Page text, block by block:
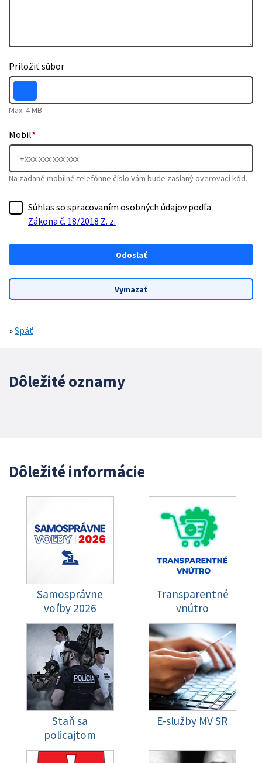
Priložiť súbor
Max. 4 MB
Mobil*
Na zadané mobilné telefónne číslo Vám bude zaslaný overovací kód.
Súhlas so spracovaním osobných údajov podľa
Zákona č. 18/2018 Z. z.
»Späť
Dôležité oznamy
Dôležité informácie
Samosprávne
voľby 2026
Transparentné
vnútro
Staň sa
policajtom
E-služby MV SR